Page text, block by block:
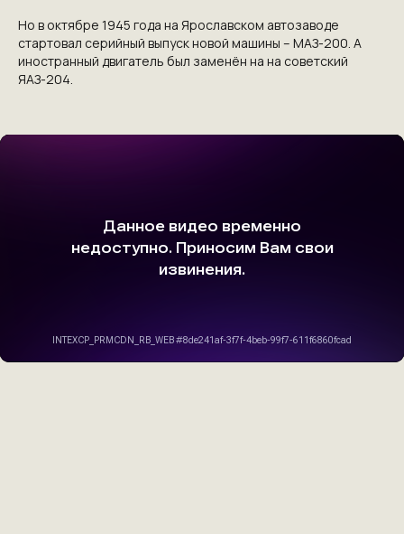
Но в октябре 1945 года на Ярославском автозаводе
стартовал серийный выпуск новой машины – МАЗ-200. А
иностранный двигатель был заменён на на советский
ЯАЗ-204.